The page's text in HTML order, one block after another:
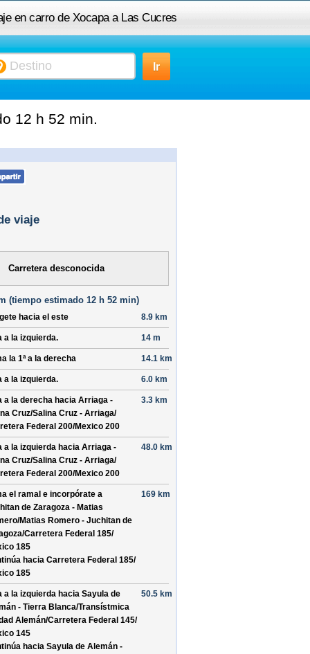
en carro de Xocapa a Las Cucres
12 h 52 min.
viaje
Carretera desconocida
(tiempo estimado 12 h 52 min)
hacia el este 8.9 km
a la izquierda. 14 m
la 1ª a la derecha 14.1 km
a la izquierda. 6.0 km
a la derecha hacia Arriaga -
Cruz/Salina Cruz - Arriaga/
Federal 200/Mexico 200
3.3 km
a la izquierda hacia Arriaga -
Cruz/Salina Cruz - Arriaga/
Federal 200/Mexico 200
48.0 km
el ramal e incorpórate a
de Zaragoza - Matias
Matias Romero - Juchitan de
Carretera Federal 185/
185
hacia Carretera Federal 185/
185
169 km
a la izquierda hacia Sayula de
- Tierra Blanca/Transístmica
Alemán/Carretera Federal 145/
145
hacia Sayula de Alemán -
50.5 km